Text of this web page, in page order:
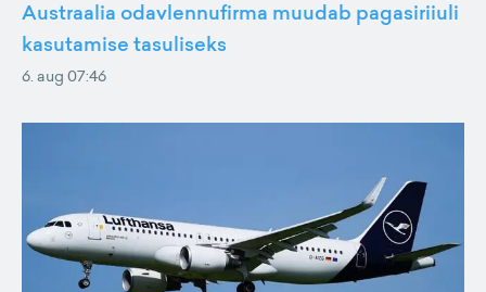
Austraalia odavlennufirma muudab pagasiriiuli
kasutamise tasuliseks
6. aug 07:46